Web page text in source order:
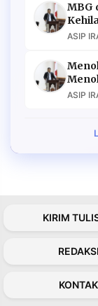
MBG
ASIP
ASIP
KIRIM
REDAKSI
KONTAK